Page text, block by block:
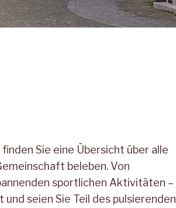
Sie eine Übersicht über alle
beleben. Von
sportlichen Aktivitäten –
seien Sie Teil des pulsierenden